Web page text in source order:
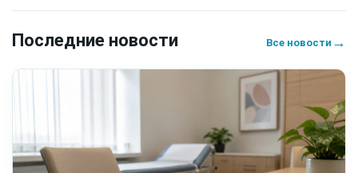
Последние новости Все новости →